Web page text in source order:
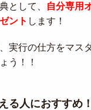
として、
自分専用
ント します！
実行の仕方をマス
う！！
る人におすすめ！